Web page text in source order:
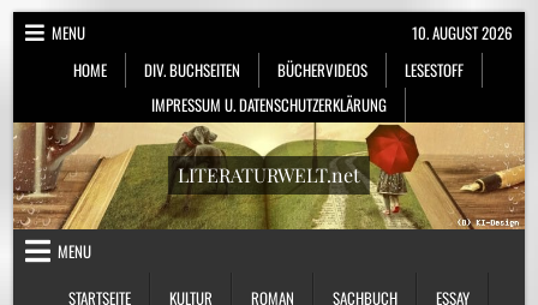
Skip
MENU
HOME
DIV. BUCHSEITEN BÜCHERVIDEOS
LESESTOFF
IMPRESSUM U. DATENSCHUTZERKLÄRUNG
10. AUGUST 2026
LITERATURWELT.net
MENU
STARTSEITE
KULTUR ROMAN SACHBUCH ESSAY